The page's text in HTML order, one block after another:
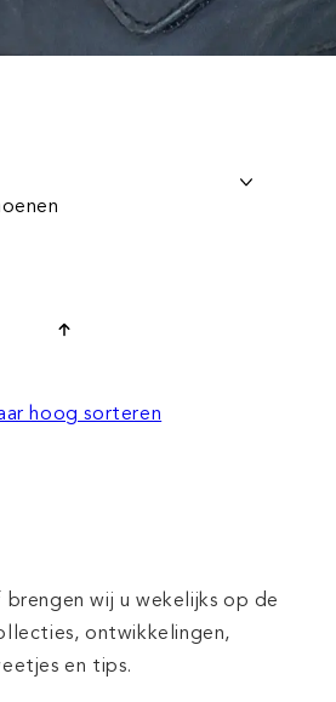
hoog sorteren
wij u wekelijks op de
ontwikkelingen,
en tips.